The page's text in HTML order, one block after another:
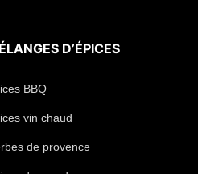
D’ÉPICES
BBQ
vin chaud
de provence